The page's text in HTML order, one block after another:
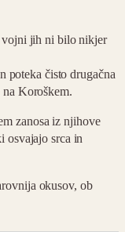
jih ni bilo nikjer
poteka čisto drugačna
Koroškem.
zanosa iz njihove
osvajajo srca in
okusov, ob